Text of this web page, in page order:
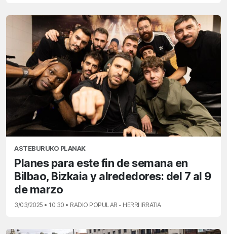
ASTEBURUKO PLANAK
Planes para este fin de semana en
Bilbao, Bizkaia y alrededores: del 7 al 9
de marzo
3/03/2025 • 10:30 • RADIO POPULAR - HERRI IRRATIA